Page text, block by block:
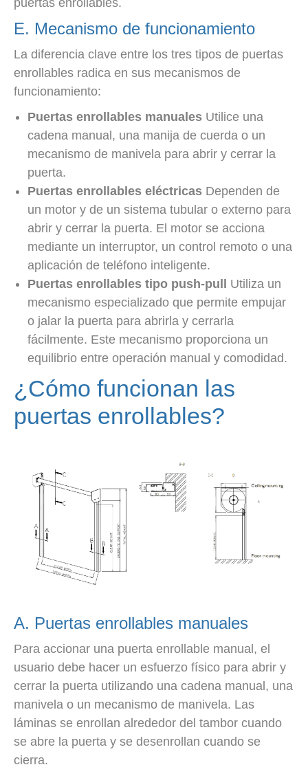
puertas enrollables.
E. Mecanismo de funcionamiento
La diferencia clave entre los tres tipos de puertas
enrollables radica en sus mecanismos de
funcionamiento:
Puertas enrollables manuales Utilice una
cadena manual, una manija de cuerda o un
mecanismo de manivela para abrir y cerrar la
puerta.
Puertas enrollables eléctricas Dependen de
un motor y de un sistema tubular o externo para
abrir y cerrar la puerta. El motor se acciona
mediante un interruptor, un control remoto o una
aplicación de teléfono inteligente.
Puertas enrollables tipo push-pull
Utiliza un
mecanismo especializado que permite empujar
o jalar la puerta para abrirla y cerrarla
fácilmente. Este mecanismo proporciona un
equilibrio entre operación manual y comodidad.
¿Cómo funcionan las
puertas enrollables?
A. Puertas enrollables manuales
Para accionar una puerta enrollable manual, el
usuario debe hacer un esfuerzo físico para abrir y
cerrar la puerta utilizando una cadena manual, una
manivela o un mecanismo de manivela. Las
láminas se enrollan alrededor del tambor cuando
se abre la puerta y se desenrollan cuando se
cierra.